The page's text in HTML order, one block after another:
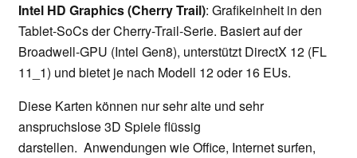
Intel HD Graphics (Cherry Trail): Grafikeinheit in den
Tablet-SoCs der Cherry-Trail-Serie. Basiert auf der
Broadwell-GPU (Intel Gen8), unterstützt DirectX 12 (FL
11_1) und bietet je nach Modell 12 oder 16 EUs.
Diese Karten können nur sehr alte und sehr
anspruchslose 3D Spiele flüssig
darstellen. Anwendungen wie Office, Internet surfen,